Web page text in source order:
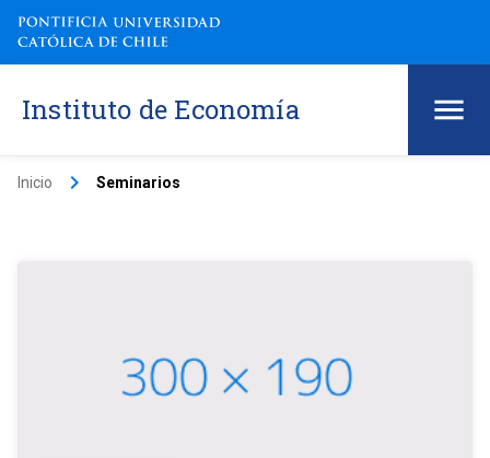
Instituto de Economía
Inicio keyboard_arrow_right Seminarios